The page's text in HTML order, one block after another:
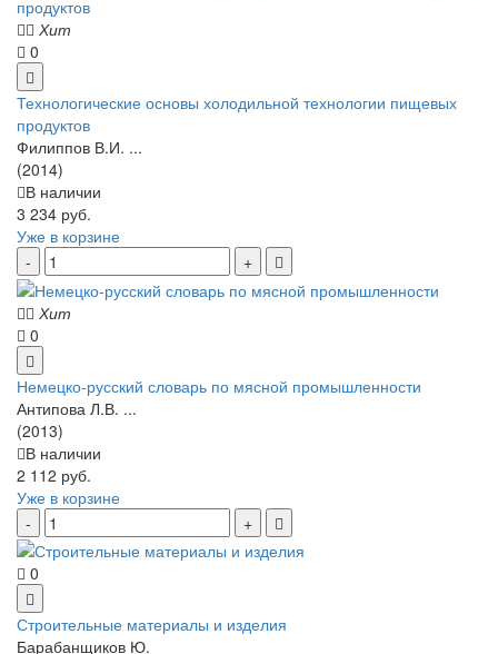
Хит
0
Технологические основы холодильной технологии пищевых
продуктов
Филиппов В.И. ...
(2014)
В наличии
3 234 руб.
Уже в корзине
Хит
0
Немецко-русский словарь по мясной промышленности
Антипова Л.В. ...
(2013)
В наличии
2 112 руб.
Уже в корзине
0
Строительные материалы и изделия
Барабанщиков Ю.